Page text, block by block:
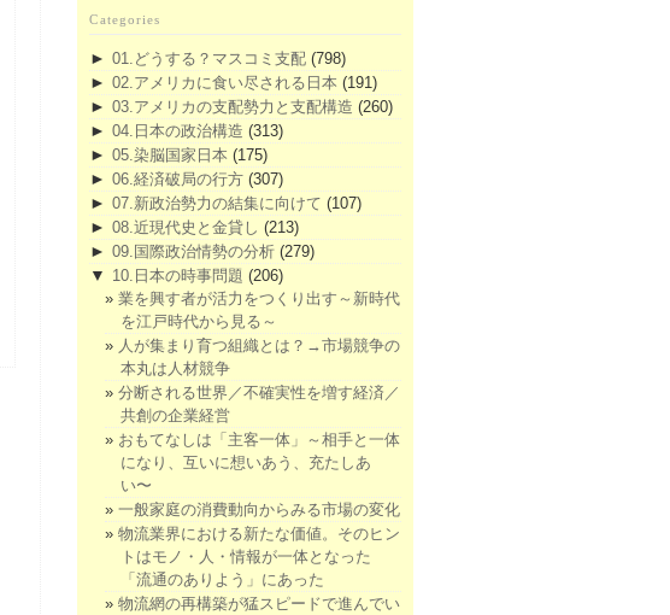
Categories
► 01.どうする？マスコミ支配 (798)
► 02.アメリカに食い尽される日本 (191)
► 03.アメリカの支配勢力と支配構造 (260)
► 04.日本の政治構造 (313)
► 05.染脳国家日本 (175)
► 06.経済破局の行方 (307)
► 07.新政治勢力の結集に向けて (107)
► 08.近現代史と金貸し (213)
► 09.国際政治情勢の分析 (279)
▼ 10.日本の時事問題 (206)
業を興す者が活力をつくり出す～新時代
を江戸時代から見る～
人が集まり育つ組織とは？→市場競争の
本丸は人材競争
分断される世界／不確実性を増す経済／
共創の企業経営
おもてなしは「主客一体」～相手と一体
になり、互いに想いあう、充たしあ
い〜
一般家庭の消費動向からみる市場の変化
物流業界における新たな価値。そのヒン
トはモノ・人・情報が一体となった
「流通のありよう」にあった
物流網の再構築が猛スピードで進んでい